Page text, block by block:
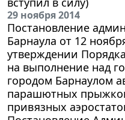
29 ноября 2014
Постановление
Барнаула от 12
утверждении
на выполнение над
городом Барнаулом
парашютных
привязных